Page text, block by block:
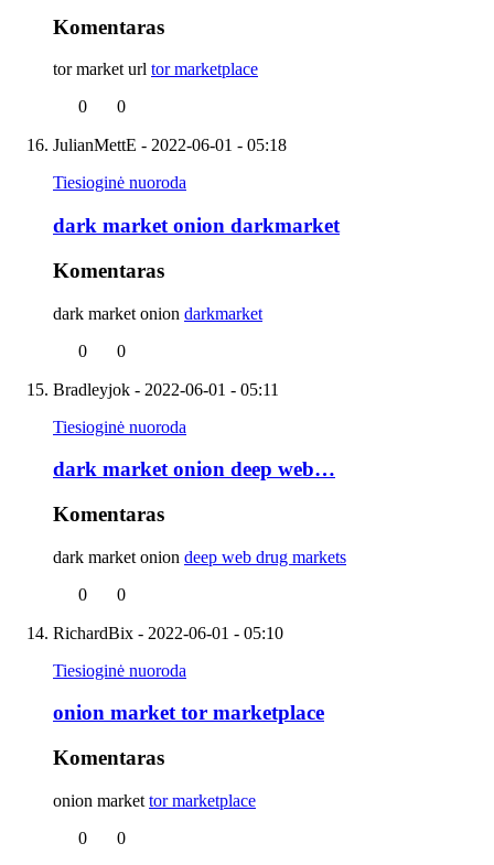
Komentaras
tor market url tor marketplace
0
0
JulianMettE - 2022-06-01 - 05:18
Tiesioginė nuoroda
dark market onion darkmarket
Komentaras
dark market onion darkmarket
0
0
Bradleyjok - 2022-06-01 - 05:11
Tiesioginė nuoroda
dark market onion deep web…
Komentaras
dark market onion deep web drug markets
0
0
RichardBix - 2022-06-01 - 05:10
Tiesioginė nuoroda
onion market tor marketplace
Komentaras
onion market tor marketplace
0
0